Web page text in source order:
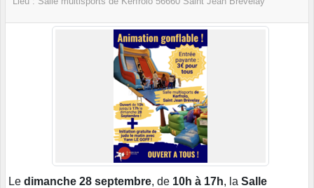
Le dimanche 28 septembre, de 10h à 17h, la Salle